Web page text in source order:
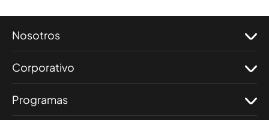
Nosotros
Corporativo
Programas